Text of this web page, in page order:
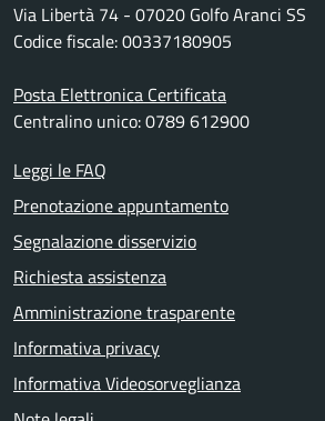
Via Libertà 74 - 07020 Golfo Aranci SS
Codice fiscale: 00337180905
Posta Elettronica Certificata
Centralino unico: 0789 612900
Leggi le FAQ
Prenotazione appuntamento
Segnalazione disservizio
Richiesta assistenza
Amministrazione trasparente
Informativa privacy
Informativa Videosorveglianza